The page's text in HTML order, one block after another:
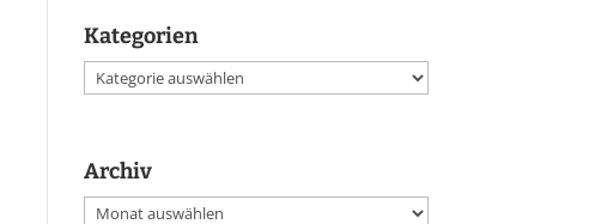
Kategorien
Kategorien
Archiv
Archiv